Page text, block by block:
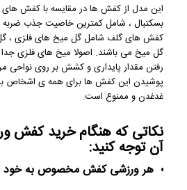
این مدل ازکفش هادر مقایسه با کفش
بسکتبال ، شامل کمترین خاصیت جذب ضربه
کفش های گلف شامل گل میخ های فلزی ،
گل میخ می باشند. اصولا میخ های فلزی جدا
رفتن مقدار پایداری و کشش بر روی نواحی
پوشیدن این کفش ها برای همه ی اشخاص
غدغدن و ممنوع است.
نکاتی که هنگام خرید کفش
آن توجه کنید:
هر ورزشی کفش مخصوص به خود